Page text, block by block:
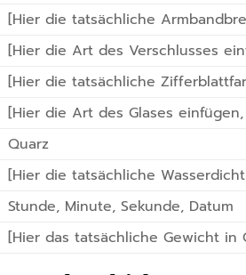
[Hier die tatsächliche
[Hier die Art des Verschlusses
[Hier die tatsächliche
[Hier die Art des Glases einfügen,
Quarz
[Hier die tatsächliche
Stunde, Minute, Sekunde, Datum
[Hier das tatsächliche Gewicht in